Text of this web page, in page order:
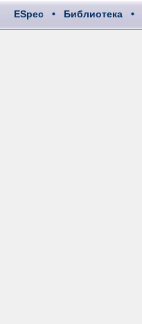
ESpec • Библиотека •